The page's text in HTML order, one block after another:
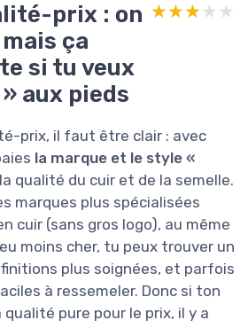
prix : on
ça
si tu veux
aux pieds
★★★★★
★★★★★
prix, il faut être clair : avec
la marque et le style «
qualité du cuir et de la semelle.
marques plus spécialisées
cuir (sans gros logo), au même
moins cher, tu peux trouver un
plus soignées, et parfois
à ressemeler. Donc si ton
qualité pure pour le prix, il y a